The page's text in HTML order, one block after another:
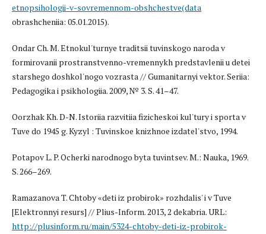
etnopsihologii-v-sovremennom-obshchestve(data
obrashcheniia: 05.01.2015).
Ondar Ch. M. Etnokul'turnye traditsii tuvinskogo naroda v
formirovanii prostranstvenno-vremennykh predstavlenii u detei
starshego doshkol'nogo vozrasta // Gumanitarnyi vektor. Seriia:
Pedagogika i psikhologiia. 2009, № 3. S. 41–47.
Oorzhak Kh. D-N. Istoriia razvitiia fizicheskoi kul'tury i sporta v
Tuve do 1945 g. Kyzyl : Tuvinskoe knizhnoe izdatel'stvo, 1994.
Potapov L. P. Ocherki narodnogo byta tuvintsev. M.: Nauka, 1969.
S. 266–269.
Ramazanova T. Chtoby «deti iz probirok» rozhdalis' i v Tuve
[Elektronnyi resurs] // Plius-Inform. 2013, 2 dekabria. URL:
http://plusinform.ru/main/5324-chtoby-deti-iz-probirok-